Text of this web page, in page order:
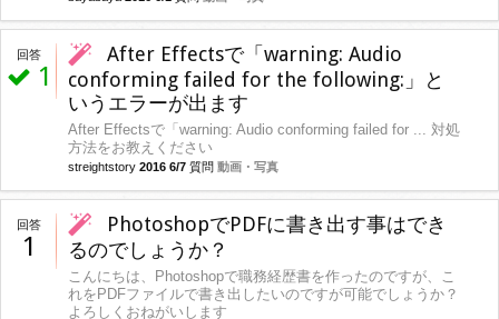
回答
1
After Effectsで「warning: Audio
conforming failed for the following:」と
いうエラーが出ます
After Effectsで「warning: Audio conforming failed for ... 対処
方法をお教えください
streightstory 2016 6/7 質問 動画・写真
回答
1
PhotoshopでPDFに書き出す事はでき
るのでしょうか？
こんにちは、Photoshopで職務経歴書を作ったのですが、こ
れをPDFファイルで書き出したいのですが可能でしょうか？
よろしくおねがいします